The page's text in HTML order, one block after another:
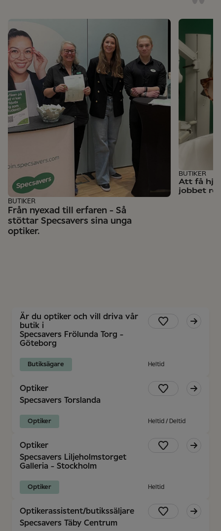
Från nyexad till erfaren - Så
stöttar Specsavers sina unga
optiker.
BUTIKER
Att få
jobbet
BUTIKER
Är du optiker och vill driva vår
butik i
Specsavers Frölunda Torg -
Göteborg
Heltid
Butiksägare
Optiker
Specsavers Torslanda
Heltid / Deltid
Optiker
Optiker
Specsavers Liljeholmstorget
Galleria - Stockholm
Heltid
Optiker
Optikerassistent/butikssäljare
Specsavers Täby Centrum